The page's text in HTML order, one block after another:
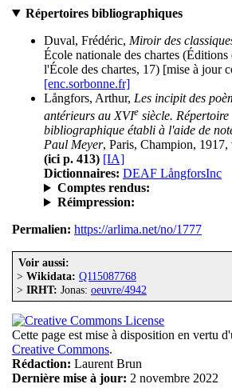
Répertoires bibliographiques
Duval, Frédéric, Miroir des
École nationale des chartes (Éditions
l'École des chartes, 17) [mise à jour
[enc.sorbonne.fr]
Långfors, Arthur, Les incipit des
antérieurs au XVIe siècle. Répertoire
bibliographique établi à l'aide de
Paul Meyer, Paris, Champion,
(ici p. 413) [IA]
Dictionnaires: DEAF LångforsInc
Comptes rendus:
Réimpression:
Permalien: https://arlima.net/no/1777
Voir aussi:
> Wikidata: Q115087768
> IRHT: Jonas: oeuvre/4942
Cette page est mise à disposition en vertu
Creative Commons.
Rédaction: Laurent Brun
Dernière mise à jour: 2 novembre 2022